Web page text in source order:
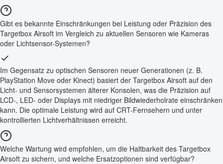
Gibt es bekannte Einschränkungen bei Leistung oder Präzision des
Targetbox Airsoft im Vergleich zu aktuellen Sensoren wie Kameras
oder Lichtsensor-Systemen?
Im Gegensatz zu optischen Sensoren neuer Generationen (z. B.
PlayStation Move oder Kinect) basiert der Targetbox Airsoft auf den
Licht- und Sensorsystemen älterer Konsolen, was die Präzision auf
LCD-, LED- oder Displays mit niedriger Bildwiederholrate einschränken
kann. Die optimale Leistung wird auf CRT-Fernsehern und unter
kontrollierten Lichtverhältnissen erreicht.
Welche Wartung wird empfohlen, um die Haltbarkeit des Targetbox
Airsoft zu sichern, und welche Ersatzoptionen sind verfügbar?